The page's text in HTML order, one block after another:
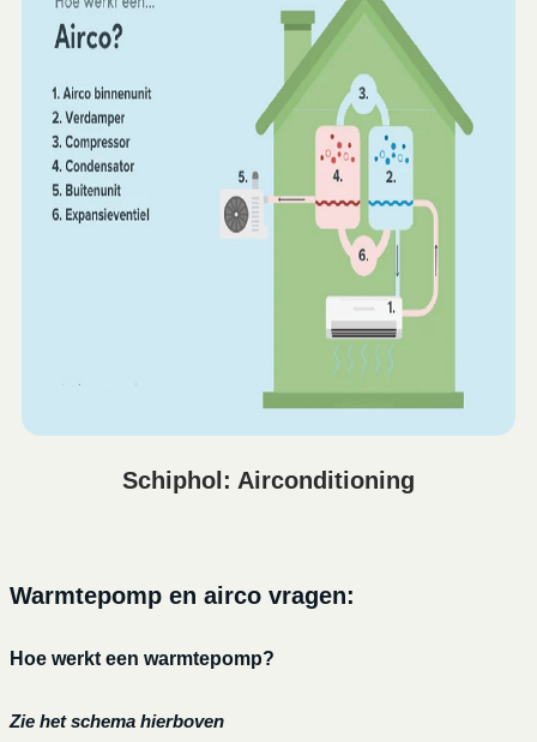
Schiphol: Airconditioning
Warmtepomp en airco vragen:
Hoe werkt een warmtepomp?
Zie het schema hierboven